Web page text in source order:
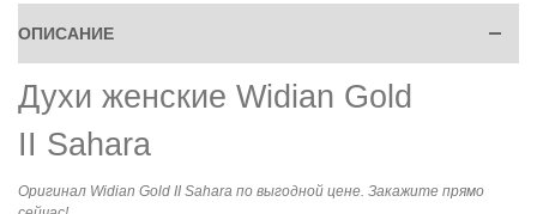
ОПИСАНИЕ
Духи женские Widian Gold
II Sahara
Оригинал Widian Gold II Sahara по выгодной цене. Закажите прямо